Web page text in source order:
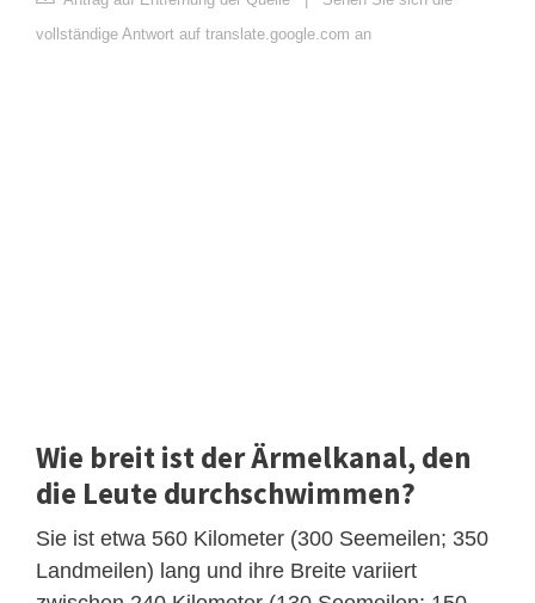
vollständige Antwort auf translate.google.com an
Wie breit ist der Ärmelkanal, den
die Leute durchschwimmen?
Sie ist etwa 560 Kilometer (300 Seemeilen; 350
Landmeilen) lang und ihre Breite variiert